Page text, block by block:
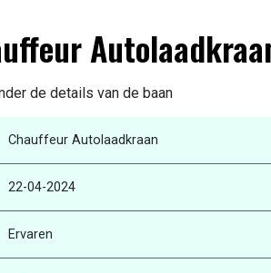
de details van de baan
Chauffeur Autolaadkraan
22-04-2024
Ervaren